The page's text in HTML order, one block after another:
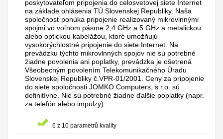
poskytovateľom pripojenia do celosvetovej siete Internet
na základe ohlásenia TÚ Slovenskej Republiky. Naša
spoločnosť ponúka pripojenie realizovaný mikrovlnnými
spojmi vo voľnom pásme 2,4 GHz a 5 GHz a metalickou
alebo optickou kabelážou, ktoré umožňujú
vysokorýchlostné pripojenie do siete Internet. Na
prevádzku týchto mikrovlnných spojov nie sú potrebné
žiadne povolenia ani poplatky, prevádzka je ošetrená
Všeobecným povolením Telekomunikačného Úradu
Slovenskej Republiky č.VPR-01/2001. Ceny za pripojenie
do siete spoločnosti JOMKO Computers, s.r.o. sú
definitívne. Nie sú potrebné žiadne ďalšie poplatky (napr.
za telefón alebo impulzy).
6 z 10 parametrů kvality